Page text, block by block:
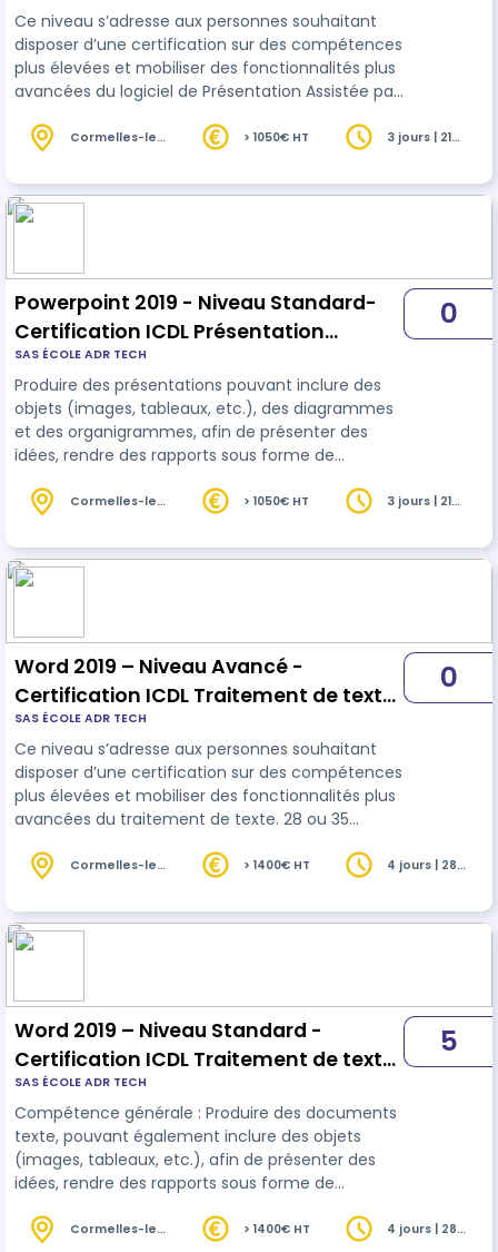
Niveau Avancé
Ce niveau s’adresse aux personnes souhaitant
disposer d’une certification sur des compétences
plus élevées et mobiliser des fonctionnalités plus
avancées du logiciel de Présentation Assistée par
initial.
Cormelles-le-
> 1050€ HT
3 jours | 21
Powerpoint 2019 - Niveau Standard-
Certification ICDL Présentation
Assistée par Ordinateur PréAO
(Powerpoint, Impress, Google Slides) -
RS6564 - Niveau Standard
SAS ÉCOLE ADR TECH
Produire des présentations pouvant inclure des
objets (images, tableaux, etc.), des diagrammes
et des organigrammes, afin de présenter des
idées, rendre des rapports sous forme de
de présentation. 21 ou 28 heures selon niveau
0
Cormelles-le-
> 1050€ HT
3 jours | 21
Word 2019 – Niveau Avancé -
Certification ICDL Traitement de texte
(Word, Writer, Docs) - RS6559
SAS ÉCOLE ADR TECH
Ce niveau s’adresse aux personnes souhaitant
disposer d’une certification sur des compétences
plus élevées et mobiliser des fonctionnalités plus
avancées du traitement de texte. 28 ou 35
0
Cormelles-le-
> 1400€ HT
4 jours | 28
Word 2019 – Niveau Standard -
Certification ICDL Traitement de texte
(Word, Writer, Docs) - RS6559 -
SAS ÉCOLE ADR TECH
Compétence générale : Produire des documents
texte, pouvant également inclure des objets
(images, tableaux, etc.), afin de présenter des
idées, rendre des rapports sous forme de
archiver des données, à l’aide d’un logiciel de
5
Cormelles-le-
> 1400€ HT
4 jours | 28